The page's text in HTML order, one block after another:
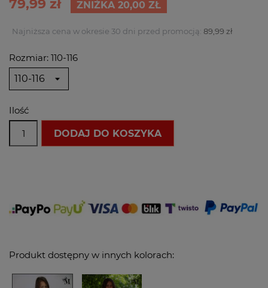
79,99 zł ZNIŻKA 20,00 ZŁ
Najniższa cena w okresie 30 dni przed promocją: 89,99 zł
Rozmiar: 110-116
Ilość
DODAJ DO KOSZYKA
Produkt dostępny w innych kolorach: